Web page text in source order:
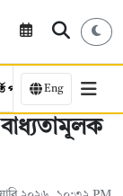
পরীক্ষা কর্মসংস্থান
Eng
বাধ্যতামূলক